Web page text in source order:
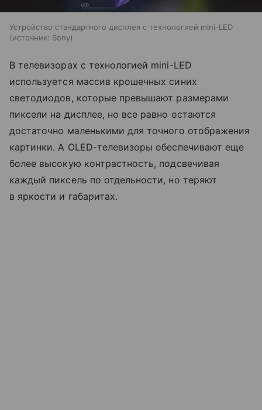
Устройство стандартного дисплея с технологией mini-LED
источник: Sony
В телевизорах с технологией mini-LED
используется массив крошечных синих
светодиодов, которые превышают размерами
пиксели на дисплее, но все равно остаются
достаточно маленькими для точного отображения
картинки. А OLED-телевизоры обеспечивают еще
более высокую контрастность, подсвечивая
каждый пиксель по отдельности, но теряют
в яркости и габаритах.